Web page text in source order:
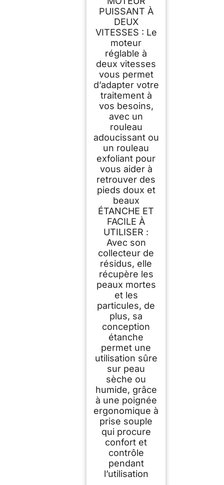
PUISSANT À
DEUX
VITESSES : Le
moteur
réglable à
deux vitesses
vous permet
d’adapter votre
traitement à
vos besoins,
avec un
rouleau
adoucissant ou
un rouleau
exfoliant pour
vous aider à
retrouver des
pieds doux et
beaux
ÉTANCHE ET
FACILE À
UTILISER :
Avec son
collecteur de
résidus, elle
récupère les
peaux mortes
et les
particules, de
plus, sa
conception
étanche
permet une
utilisation sûre
sur peau
sèche ou
humide, grâce
à une poignée
ergonomique à
prise souple
qui procure
confort et
contrôle
pendant
l’utilisation